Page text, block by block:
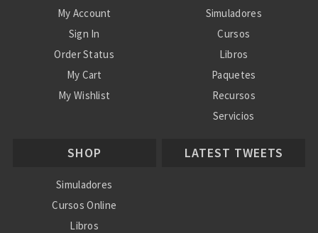
My Account
Sign In
Order Status
My Cart
My Wishlist
Simuladores
Cursos
Libros
Paquetes
Recursos
Servicios
Ayuda
SHOP
Simuladores
Cursos Online
Libros
LATEST TWEETS